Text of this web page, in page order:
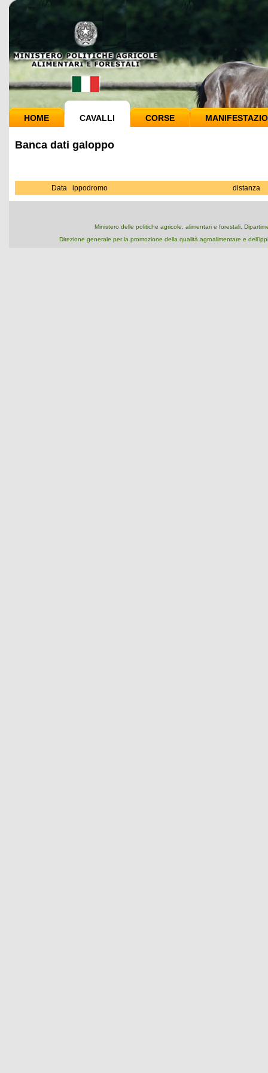
HOME CAVALLI CORSE
Banca dati galoppo
Data ippodromo distanza
Ministero delle politiche agricole, alimentari e forestali,
Direzione generale per la promozione della qualità agroalimentare e